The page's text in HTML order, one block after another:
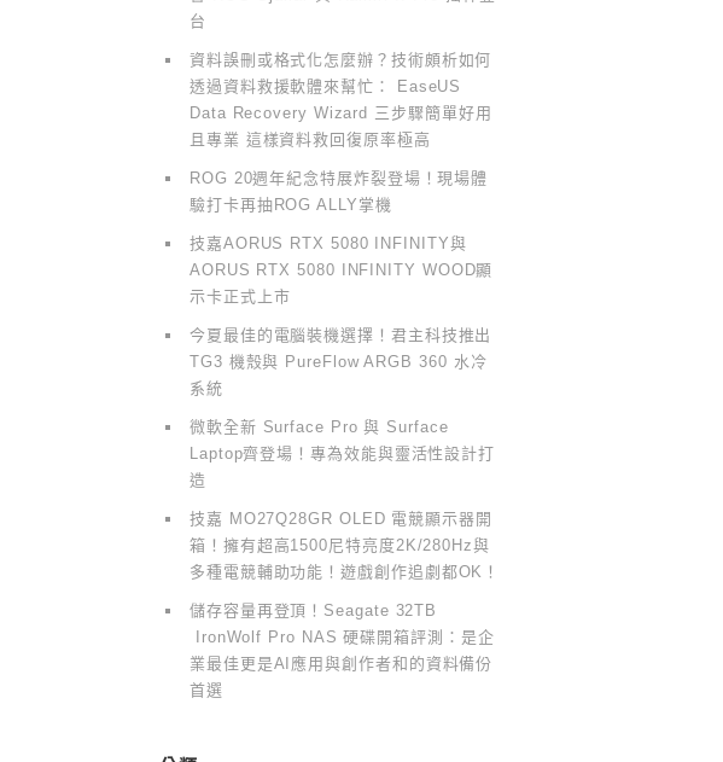
台
資料誤刪或格式化怎麼辦？技術頗析如何
透過資料救援軟體來幫忙： EaseUS
Data Recovery Wizard 三步驟簡單好用
且專業 這樣資料救回復原率極高
ROG 20週年紀念特展炸裂登場！現場體
驗打卡再抽ROG ALLY掌機
技嘉AORUS RTX 5080 INFINITY與
AORUS RTX 5080 INFINITY WOOD顯
示卡正式上市
今夏最佳的電腦裝機選擇！君主科技推出
TG3 機殼與 PureFlow ARGB 360 水冷
系統
微軟全新 Surface Pro 與 Surface
Laptop齊登場！專為效能與靈活性設計打
造
技嘉 MO27Q28GR OLED 電競顯示器開
箱！擁有超高1500尼特亮度2K/280Hz與
多種電競輔助功能！遊戲創作追劇都OK！
儲存容量再登頂！Seagate 32TB
IronWolf Pro NAS 硬碟開箱評測：是企
業最佳更是AI應用與創作者和的資料備份
首選